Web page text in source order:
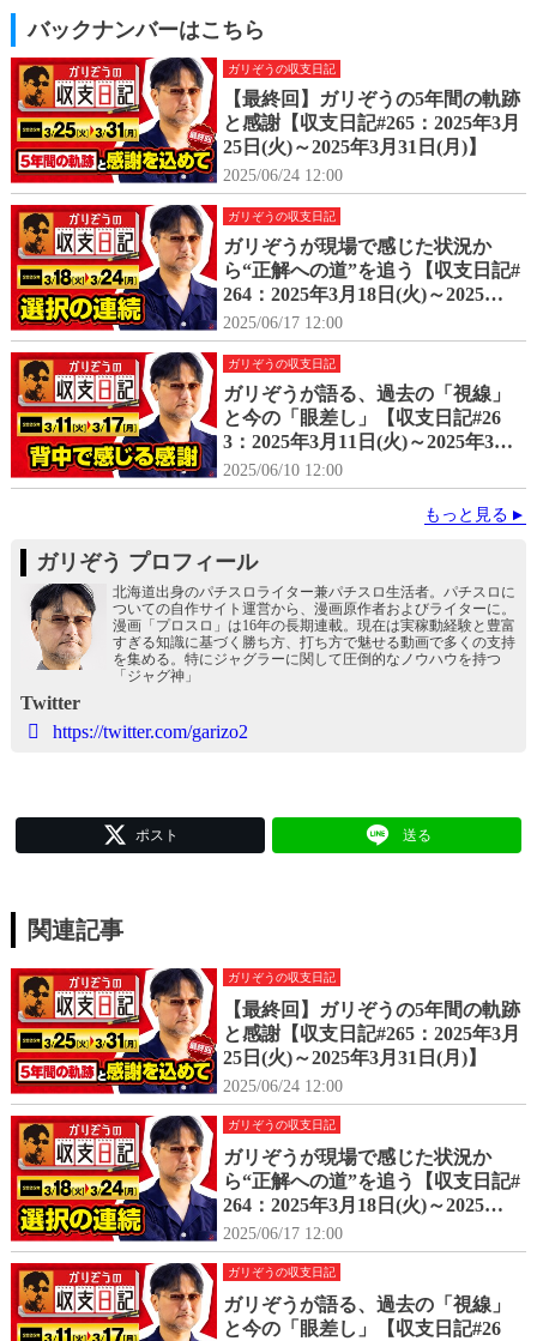
バックナンバーはこちら
ガリぞうの収支日記
【最終回】ガリぞうの5年間の軌跡
と感謝【収支日記#265：2025年3月
25日(火)～2025年3月31日(月)】
2025/06/24 12:00
ガリぞうの収支日記
ガリぞうが現場で感じた状況か
ら“正解への道”を追う【収支日記#
264：2025年3月18日(火)～2025年3
月24日(月)】
2025/06/17 12:00
ガリぞうの収支日記
ガリぞうが語る、過去の「視線」
と今の「眼差し」【収支日記#26
3：2025年3月11日(火)～2025年3月
17日(月)】
2025/06/10 12:00
もっと見る
ガリぞう プロフィール
北海道出身のパチスロライター兼パチスロ生活者。パチスロに
ついての自作サイト運営から、漫画原作者およびライターに。
漫画「プロスロ」は16年の長期連載。現在は実稼動経験と豊富
すぎる知識に基づく勝ち方、打ち方で魅せる動画で多くの支持
を集める。特にジャグラーに関して圧倒的なノウハウを持つ
「ジャグ神」
Twitter
https://twitter.com/garizo2
ポスト 送る
関連記事
ガリぞうの収支日記
【最終回】ガリぞうの5年間の軌跡
と感謝【収支日記#265：2025年3月
25日(火)～2025年3月31日(月)】
2025/06/24 12:00
ガリぞうの収支日記
ガリぞうが現場で感じた状況か
ら“正解への道”を追う【収支日記#
264：2025年3月18日(火)～2025年3
月24日(月)】
2025/06/17 12:00
ガリぞうの収支日記
ガリぞうが語る、過去の「視線」
と今の「眼差し」【収支日記#26